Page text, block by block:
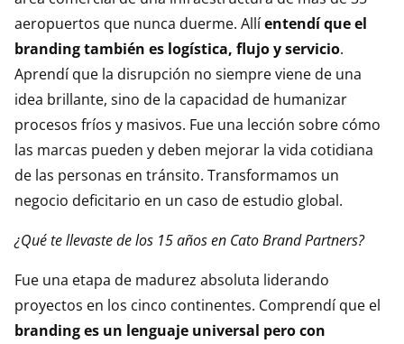
aeropuertos que nunca duerme. Allíentendí que el
branding también es logística, flujo y servicio.
Aprendí que la disrupción no siempre viene de una
idea brillante, sino de la capacidad de humanizar
procesos fríos y masivos. Fue una lección sobre cómo
las marcas pueden y deben mejorar la vida cotidiana
de las personas en tránsito. Transformamos un
negocio deficitario en un caso de estudio global.
¿Qué te llevaste de los 15 años en Cato Brand Partners?
Fue una etapa de madurez absoluta liderando
proyectos en los cinco continentes. Comprendí que el
branding es un lenguaje universal pero con